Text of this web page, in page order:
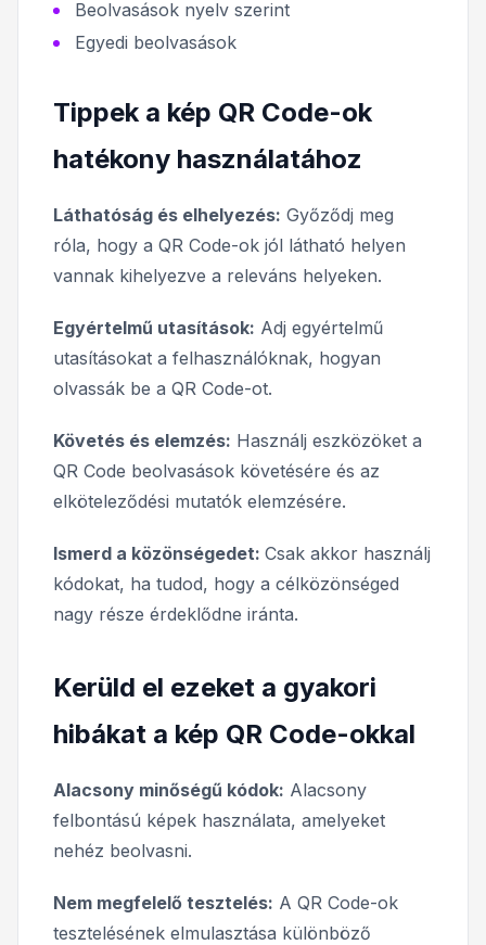
Beolvasások nyelv szerint
Egyedi beolvasások
Tippek a kép QR Code-ok
hatékony használatához
Láthatóság és elhelyezés: Győződj meg
róla, hogy a QR Code-ok jól látható helyen
vannak kihelyezve a releváns helyeken.
Egyértelmű utasítások: Adj egyértelmű
utasításokat a felhasználóknak, hogyan
olvassák be a QR Code-ot.
Követés és elemzés: Használj eszközöket a
QR Code beolvasások követésére és az
elköteleződési mutatók elemzésére.
Ismerd a közönségedet: Csak akkor használj
kódokat, ha tudod, hogy a célközönséged
nagy része érdeklődne iránta.
Kerüld el ezeket a gyakori
hibákat a kép QR Code-okkal
Alacsony minőségű kódok: Alacsony
felbontású képek használata, amelyeket
nehéz beolvasni.
Nem megfelelő tesztelés: A QR Code-ok
tesztelésének elmulasztása különböző